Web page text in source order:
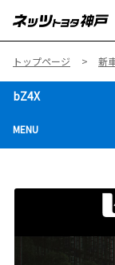
トップページ 新
bZ4X
MENU